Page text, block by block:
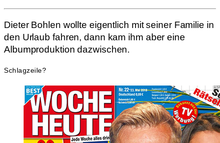
Dieter Bohlen wollte eigentlich mit seiner Familie in
den Urlaub fahren, dann kam ihm aber eine
Albumproduktion dazwischen.
Schlagzeile?